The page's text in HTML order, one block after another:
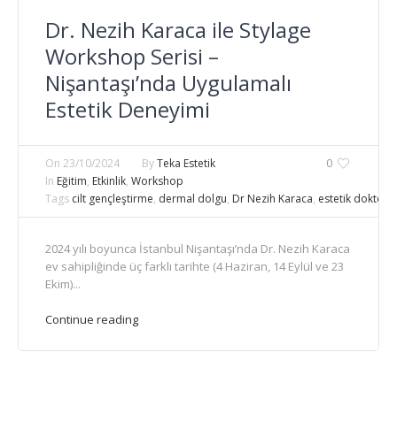
Dr. Nezih Karaca ile Stylage
Workshop Serisi –
Nişantaşı’nda Uygulamalı
Estetik Deneyimi
0
On 23/10/2024 ByTeka Estetik
In Eğitim, Etkinlik, Workshop
Tags cilt gençleştirme, dermal dolgu, Dr Nezih Karaca, estetik doktor
2024 yılı boyunca İstanbul Nişantaşı’nda Dr. Nezih Karaca
ev sahipliğinde üç farklı tarihte (4 Haziran, 14 Eylül ve 23
Ekim)...
Continue reading